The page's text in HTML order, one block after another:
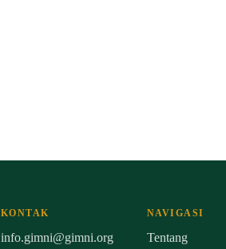
KONTAK
info.gimni@gimni.org
NAVIGASI
Tentang